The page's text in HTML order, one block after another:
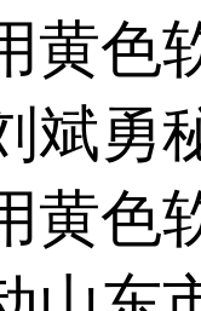
用黄
勇
黄